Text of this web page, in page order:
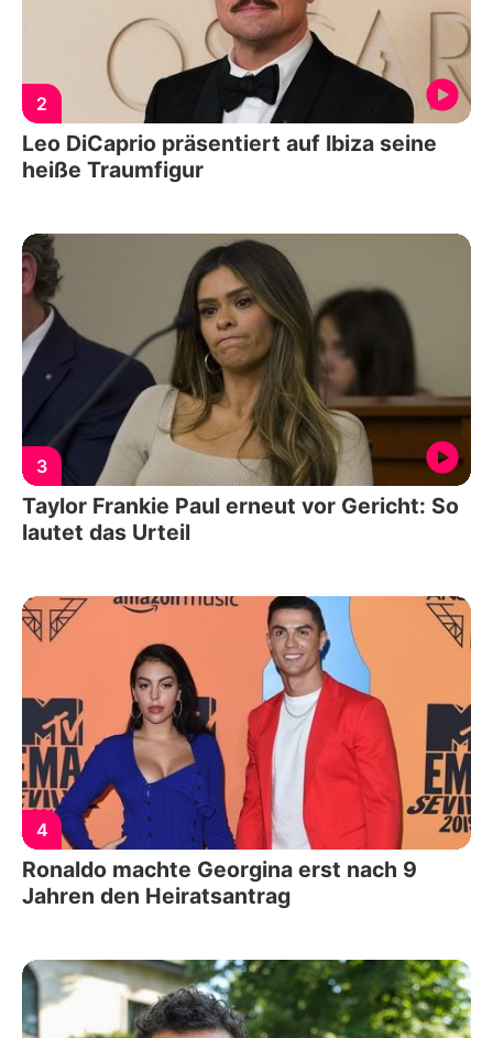
2
Leo DiCaprio präsentiert auf Ibiza seine
heiße Traumfigur
3
Taylor Frankie Paul erneut vor Gericht: So
lautet das Urteil
4
Ronaldo machte Georgina erst nach 9
Jahren den Heiratsantrag